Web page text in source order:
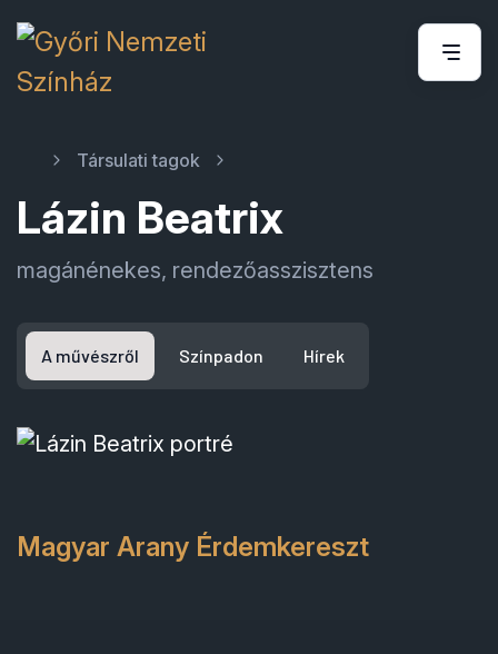
Társulati tagok
Lázin Beatrix
magánénekes, rendezőasszisztens
A művészről Színpadon Hírek
Magyar Arany Érdemkereszt